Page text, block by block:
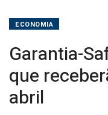
ECONOMIA
Garantia-
que
abril